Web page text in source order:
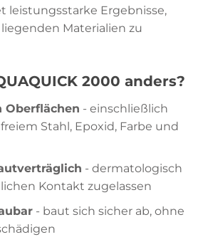
leistungsstarke Ergebnisse,
Materialien zu
2000 anders?
Oberflächen - einschließlich
Stahl, Epoxid, Farbe und
- dermatologisch
Kontakt zugelassen
- baut sich sicher ab, ohne